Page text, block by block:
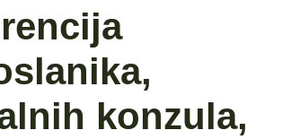
konzula,